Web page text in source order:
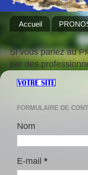
Accueil
Si vous pariez au
par des
FORMULAIRE DE
Nom
E-mail *